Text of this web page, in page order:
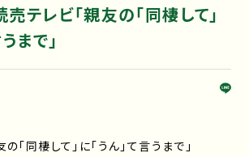
売テレビ「親友の「同棲して」
まで」
「同棲して」に「うん」て言うまで」